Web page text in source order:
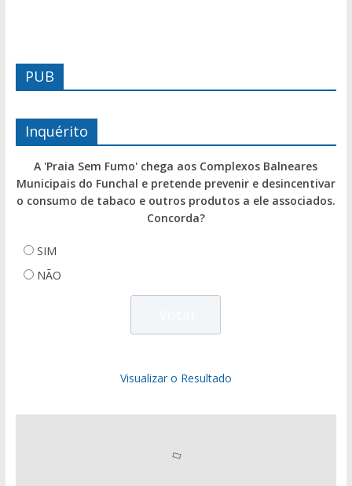
PUB
Inquérito
A 'Praia Sem Fumo' chega aos Complexos Balneares
Municipais do Funchal e pretende prevenir e desincentivar
o consumo de tabaco e outros produtos a ele associados.
Concorda?
SIM
NÃO
Visualizar o Resultado